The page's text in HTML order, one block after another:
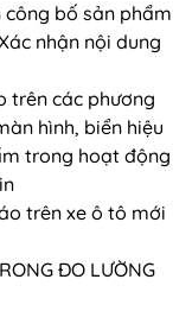
công bố sản phẩm
nhận nội dung
trên các phương
hình, biển hiệu
trong hoạt động
trên xe ô tô mới
ĐO LƯỜNG